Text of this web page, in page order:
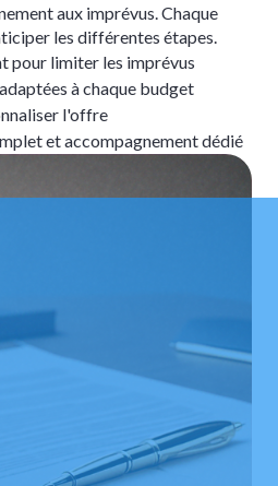
aux imprévus. Chaque
les différentes étapes.
pour limiter les imprévus
à chaque budget
l'offre
et accompagnement dédié